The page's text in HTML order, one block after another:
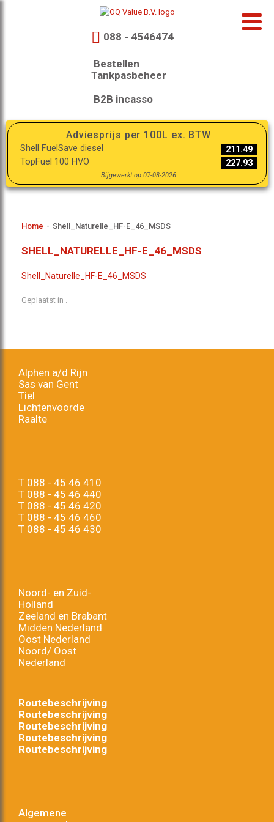
088 - 4546474
Bestellen
Tankpasbeheer
B2B incasso
Adviesprijs per 100L ex. BTW
Shell FuelSave diesel
211.49
TopFuel 100 HVO
227.93
Bijgewerkt op 07-08-2026
Home - Shell_Naturelle_HF-E_46_MSDS
SHELL_NATURELLE_HF-E_46_MSDS
Shell_Naturelle_HF-E_46_MSDS
Geplaatst in .
Alphen a/d Rijn
Sas van Gent
Tiel
Lichtenvoorde
Raalte
T 088 - 45 46 410
T 088 - 45 46 440
T 088 - 45 46 420
T 088 - 45 46 460
T 088 - 45 46 430
Noord- en Zuid-
Holland
Zeeland en Brabant
Midden Nederland
Oost Nederland
Noord/ Oost
Nederland
Routebeschrijving
Routebeschrijving
Routebeschrijving
Routebeschrijving
Routebeschrijving
Algemene